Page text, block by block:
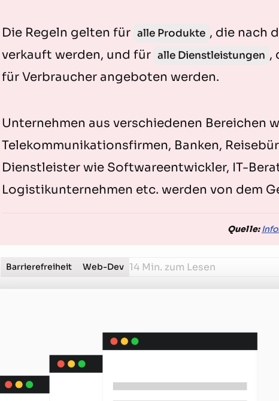
Die Regeln gelten für alle Produkte , die nach
verkauft werden, und für alle Dienstleistungen ,
für Verbraucher angeboten werden.
Unternehmen aus verschiedenen Bereichen
Telekommunikationsfirmen, Banken,
Dienstleister wie Softwareentwickler, IT-
Logistikunternehmen etc. werden von dem
Quelle:
Barrierefreiheit Web-Dev 14 Min. zum Lesen